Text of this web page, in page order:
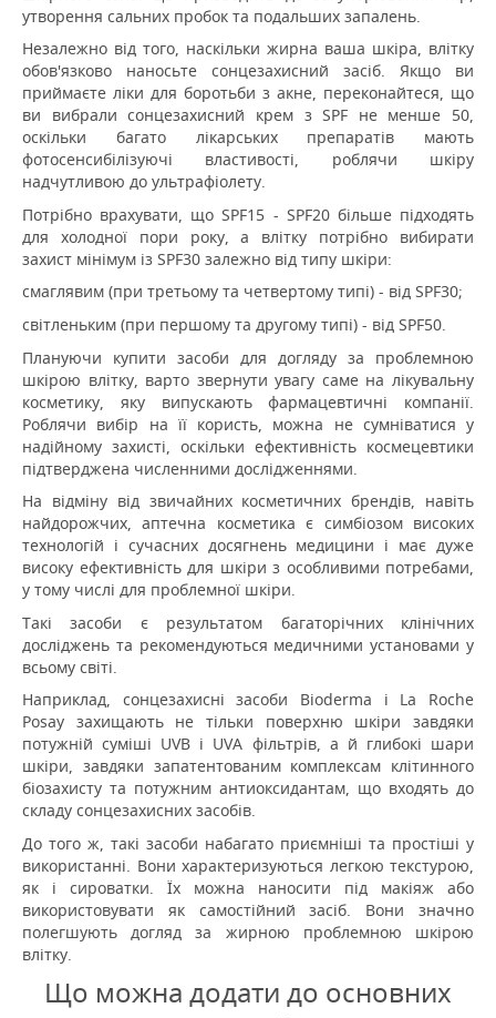
утворення сальних пробок та подальших запалень.
Незалежно від того, наскільки жирна ваша шкіра, влітку
обов'язково наносьте сонцезахисний засіб. Якщо ви
приймаєте ліки для боротьби з акне, переконайтеся, що
ви вибрали сонцезахисний крем з SPF не менше 50,
оскільки багато лікарських препаратів мають
фотосенсибілізуючі властивості, роблячи шкіру
надчутливою до ультрафіолету.
Потрібно врахувати, що SPF15 - SPF20 більше підходять
для холодної пори року, а влітку потрібно вибирати
захист мінімум із SPF30 залежно від типу шкіри:
смаглявим (при третьому та четвертому типі) - від SPF30;
світленьким (при першому та другому типі) - від SPF50.
Плануючи купити засоби для догляду за проблемною
шкірою влітку, варто звернути увагу саме на лікувальну
косметику, яку випускають фармацевтичні компанії.
Роблячи вибір на її користь, можна не сумніватися у
надійному захисті, оскільки ефективність космецевтики
підтверджена численними дослідженнями.
На відміну від звичайних косметичних брендів, навіть
найдорожчих, аптечна косметика є симбіозом високих
технологій і сучасних досягнень медицини і має дуже
високу ефективність для шкіри з особливими потребами,
у тому числі для проблемної шкіри.
Такі засоби є результатом багаторічних клінічних
досліджень та рекомендуються медичними установами у
всьому світі.
Наприклад, сонцезахисні засоби Bioderma і La Roche
Posay захищають не тільки поверхню шкіри завдяки
потужній суміші UVB і UVA фільтрів, а й глибокі шари
шкіри, завдяки запатентованим комплексам клітинного
біозахисту та потужним антиоксидантам, що входять до
складу сонцезахисних засобів.
До того ж, такі засоби набагато приємніші та простіші у
використанні. Вони характеризуються легкою текстурою,
як і сироватки. Їх можна наносити під макіяж або
використовувати як самостійний засіб. Вони значно
полегшують догляд за жирною проблемною шкірою
влітку.
Що можна додати до основних